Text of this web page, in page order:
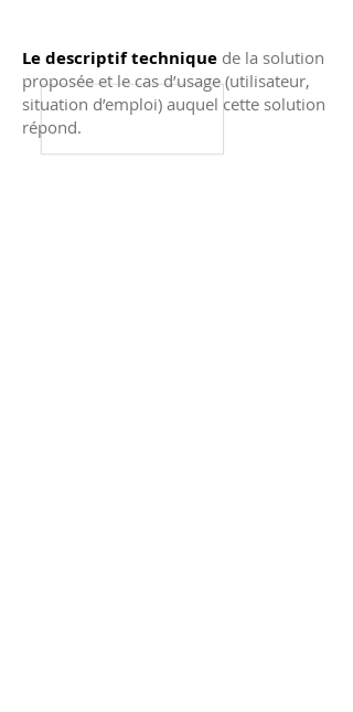
Le descriptif technique de la solution
proposée et le cas d’usage (utilisateur,
situation d’emploi) auquel cette solution
répond.